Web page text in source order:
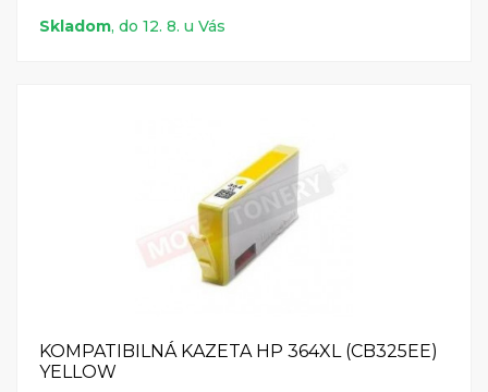
Skladom, do 12. 8. u Vás
KOMPATIBILNÁ KAZETA HP 364XL (CB325EE)
YELLOW